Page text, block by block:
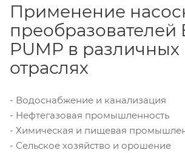
Применение
преобразователей
PUMP в различных
отраслях
- Водоснабжение и канализация
- Нефтегазовая промышленность
- Химическая и пищевая
- Сельское хозяйство и орошение